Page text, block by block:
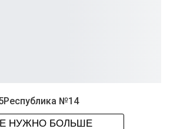
№14
НУЖНО БОЛЬШЕ